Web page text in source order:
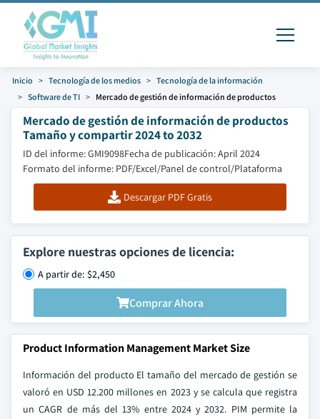
Inicio Tecnología de los medios
Tecnología de la información
Software de TI
Mercado de gestión de información de productos
Mercado de gestión de información de productos
Tamaño y compartir 2024 to 2032
ID del informe: GMI9098Fecha de publicación: April 2024
Formato del informe: PDF/Excel/Panel de control/Plataforma
Descargar PDF Gratis
Explore nuestras opciones de licencia:
A partir de: $2,450
Comprar Ahora
Product Information Management Market Size
Información del producto El tamaño del mercado de gestión se
valoró en USD 12.200 millones en 2023 y se calcula que registra
un CAGR de más del 13% entre 2024 y 2032. PIM permite la